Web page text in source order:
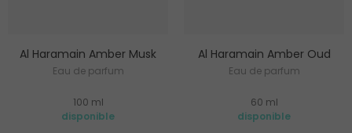
Al Haramain Amber Musk
Eau de parfum
100 ml
disponible
Al Haramain Amber Oud
Eau de parfum
60 ml
disponible